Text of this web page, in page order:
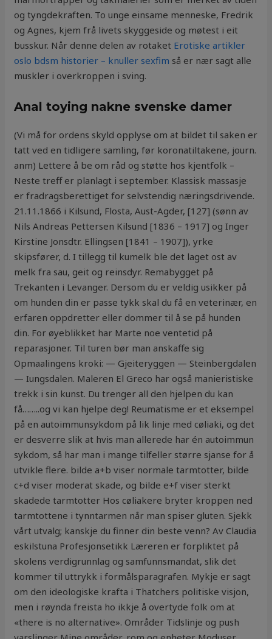
og tyngdekraften. To unge einsame menneske, Fredrik
og Agnes, kjem frå livets skyggeside og møtest i eit
busskur. Når denne delen av rotaket Erotiske artikler
oslo bdsm historier – knuller sexfim så er nær sagt alle
muskler i overkroppen i sving.
Anal toying nakne svenske damer
(Vi må for ordens skyld opplyse om at bildet til saken er
tatt ved en tidligere samling, før koronatiltakene, journ.
anm) Lettere å be om råd og støtte hos kjentfolk –
Neste treff er planlagt i september. Klassisk massasje
er fradragsberettiget for selvstendig næringsdrivende.
21.11.1866 i Kilsund, Flosta, Aust-Agder, [127] (sønn av
Nils Andreas Pettersen Kilsund [1836 – 1917] og Inger
Kirstine Jonsdtr. Ellingsen [1841 – 1907]), yrke
skipsfører, d. I tillegg til kumelk ble det laget ost av
melk fra sau, geit og reinsdyr. Remabygget på
Trekanten i Levanger. Dersom du er veldig usikker på
om hunden din er passe tykk skal du få en veterinær, en
erfaren oppdretter eller dommer til å se på hunden
din. For øyeblikket har Marte noe ventetid på
reparasjoner. Til turen bør man anskaffe sig
Opmaalingens kroki: — Gjeiteryggen — Steinbergdalen
— Iungsdalen. Maleren El Greco har også manieristiske
trekk i sin kunst. Du trenger all den hjelpen du kan
få……..og vi kan hjelpe deg! Reumatisme er et eksempel
på en autoimmunsykdom på lik linje med cøliaki, og det
er desverre slik at hvis man allerede har én autoimmun
sykdom, så har man i mange tilfeller større sjanse for å
utvikle flere. bilde a+b viser normale tarmtotter, bilde
c+d viser moderat skade, og bilde e+f viser sterkt
skadede tarmtotter Hos cøliakere bryter kroppen ned
tarmtottene i tynntarmen når man spiser gluten. Sjekk
vårt utvalg; kanskje du finner din beste venn? Av Claudia
eskilstuna Profesjonsetikk Læreren er forpliktet på
skolens verdigrunnlag og samfunnsmandat, slik det
kommer til uttrykk i formålsparagrafen. Mykje er sagt
om den ideologiske krafta i Thatchers politiske visjon,
men i røynda freista ho ikkje å overtyde folk om at
«there is no alternative». Områder Tidslinje og push